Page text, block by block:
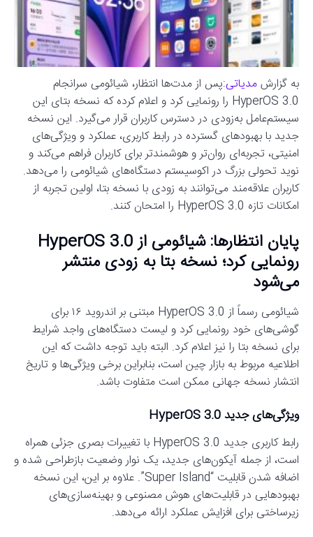
به گزارشمدیاتی:پس از مدت‌ها انتظار، شیائومی سرانجام
HyperOS 3.0 را رونمایی کرد و اعلام کرده که نسخه بتای این
سیستم‌عامل به‌زودی در دسترس کاربران قرار می‌گیرد. این نسخه
جدید با بهبودهای گسترده در رابط کاربری، عملکرد و ویژگی‌های
امنیتی، تجربه‌ای روان‌تر و هوشمندتر برای کاربران فراهم می‌کند و
نوید تحولی بزرگ در اکوسیستم دستگاه‌های شیائومی را می‌دهد.
کاربران علاقه‌مند می‌توانند به زودی با نسخه بتا، اولین تجربه از
امکانات تازه HyperOS 3.0 را امتحان کنند.
پایان انتظارها: شیائومی از HyperOS 3.0
رونمایی کرد؛ نسخه بتا به زودی منتشر
می‌شود
شیائومی رسماً از HyperOS 3.0 مبتنی بر اندروید ۱۶ برای
گوشی‌های خود رونمایی کرد و لیست دستگاه‌های واجد شرایط
برای نسخه بتا را نیز اعلام کرد. البته باید توجه داشت که این
اطلاعیه مربوط به بازار چین است، بنابراین برخی ویژگی‌ها و تاریخ
انتشار نسخه جهانی ممکن است متفاوت باشد.
ویژگی‌های جدید HyperOS 3.0
رابط کاربری جدید HyperOS 3.0 با تغییرات بصری جزئی همراه
است، از جمله آیکون‌های جدید، یک نوار وضعیت بازطراحی شده و
اضافه شدن قابلیت “Super Island”. علاوه بر این، این نسخه
بهبودهایی در قابلیت‌های هوش مصنوعی و بهینه‌سازی‌های
زیرساختی برای افزایش عملکرد ارائه می‌دهد.